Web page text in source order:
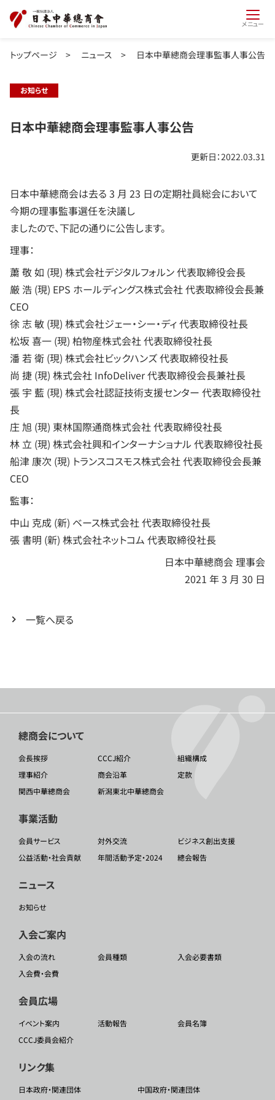
メニュー
トップページ > ニュース > 日本中華總商会理事監事人事公告
お知らせ
日本中華總商会理事監事人事公告
更新日：2022.03.31
日本中華總商会は去る 3 月 23 日の定期社員総会において
今期の理事監事選任を決議し
ましたので、下記の通りに公告します。
理事：
䔥 敬 如 (現) 株式会社デジタルフォルン 代表取締役会長
厳 浩 (現) EPS ホールディングス株式会社 代表取締役会長兼
CEO
徐 志 敏 (現) 株式会社ジェー・シー・ディ 代表取締役社長
松坂 喜一 (現) 柏物産株式会社 代表取締役社長
潘 若 衛 (現) 株式会社ビックハンズ 代表取締役社長
尚 捷 (現) 株式会社 InfoDeliver 代表取締役会長兼社長
張 宇 藍 (現) 株式会社認証技術支援センター 代表取締役社
長
庄 旭 (現) 東林国際通商株式会社 代表取締役社長
林 立 (現) 株式会社興和インターナショナル 代表取締役社長
船津 康次 (現) トランスコスモス株式会社 代表取締役会長兼
CEO
監事：
中山 克成 (新) ベース株式会社 代表取締役社長
張 書明 (新) 株式会社ネットコム 代表取締役社長
日本中華總商会 理事会
2021 年 3 月 30 日
一覧へ戻る
總商会について
会長挨拶 CCCJ紹介
組織構成
理事紹介
商会沿革
定款
関西中華總商会
新潟東北中華總商会
事業活動
会員サービス 対外交流
ビジネス創出支援
公益活動・社会貢献
年間活動予定・2024 總会報告
ニュース
お知らせ
入会ご案内
入会の流れ 会員種類
入会必要書類
入会費・会費
会員広場
イベント案内 活動報告
会員名簿
CCCJ委員会紹介
リンク集
日本政府・関連団体 中国政府・関連団体